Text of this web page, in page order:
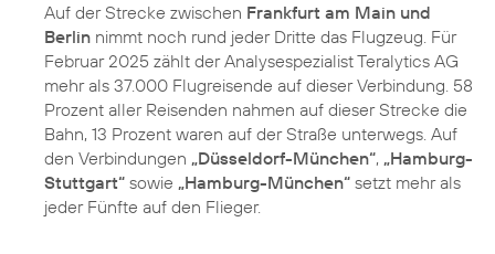
Auf der Strecke zwischen Frankfurt am Main und
Berlin nimmt noch rund jeder Dritte das Flugzeug. Für
Februar 2025 zählt der Analysespezialist Teralytics AG
mehr als 37.000 Flugreisende auf dieser Verbindung. 58
Prozent aller Reisenden nahmen auf dieser Strecke die
Bahn, 13 Prozent waren auf der Straße unterwegs. Auf
den Verbindungen „Düsseldorf-München“, „Hamburg-
Stuttgart“ sowie „Hamburg-München“ setzt mehr als
jeder Fünfte auf den Flieger.